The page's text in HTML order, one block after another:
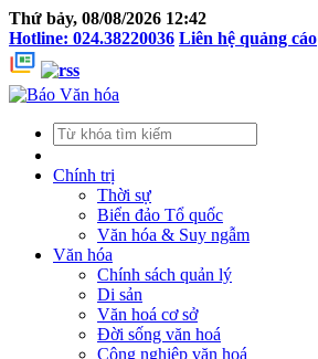
Thứ bảy, 08/08/2026 12:42
Hotline: 024.38220036 Liên hệ quảng cáo
Chính trị
Thời sự
Biển đảo Tổ quốc
Văn hóa & Suy ngẫm
Văn hóa
Chính sách quản lý
Di sản
Văn hoá cơ sở
Đời sống văn hoá
Công nghiệp văn hoá